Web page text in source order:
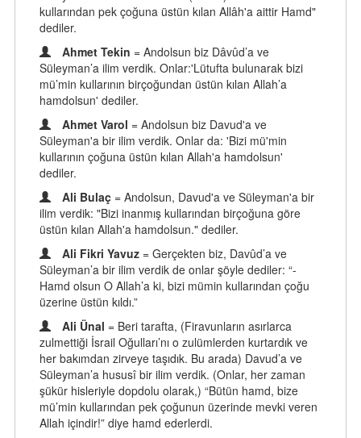
kullarından pek çoğuna üstün kılan Allâh'a aittir Hamd"
dediler.
Ahmet Tekin = Andolsun biz Dâvûd’a ve
Süleyman’a ilim verdik. Onlar:'Lütufta bulunarak bizi
mü’min kullarının birçoğundan üstün kılan Allah’a
hamdolsun' dediler.
Ahmet Varol = Andolsun biz Davud'a ve
Süleyman'a bir ilim verdik. Onlar da: 'Bizi mü'min
kullarının çoğuna üstün kılan Allah'a hamdolsun'
dediler.
Ali Bulaç = Andolsun, Davud'a ve Süleyman'a bir
ilim verdik: "Bizi inanmış kullarından birçoğuna göre
üstün kılan Allah'a hamdolsun." dediler.
Ali Fikri Yavuz = Gerçekten biz, Davûd’a ve
Süleyman’a bir ilim verdik de onlar şöyle dediler: “-
Hamd olsun O Allah’a ki, bizi mümin kullarından çoğu
üzerine üstün kıldı.”
Ali Ünal = Beri tarafta, (Firavunların asırlarca
zulmettiği İsrail Oğulları’nı o zulümlerden kurtardık ve
her bakımdan zirveye taşıdık. Bu arada) Davud’a ve
Süleyman’a hususî bir ilim verdik. (Onlar, her zaman
şükür hisleriyle dopdolu olarak,) “Bütün hamd, bize
mü’min kullarından pek çoğunun üzerinde mevki veren
Allah içindir!” diye hamd ederlerdi.